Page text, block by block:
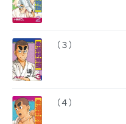
（３）
（４）